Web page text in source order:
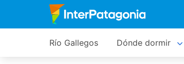
Río Gallegos Dónde dormir